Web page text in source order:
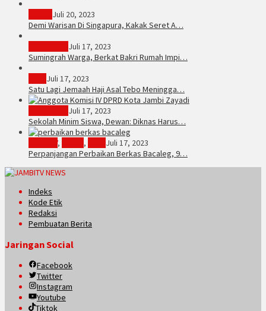
Juli 20, 2023
Demi Warisan Di Singapura, Kakak Seret A…
Juli 17, 2023
Sumingrah Warga, Berkat Bakri Rumah Impi…
Juli 17, 2023
Satu Lagi Jemaah Haji Asal Tebo Meningga…
Juli 17, 2023
Sekolah Minim Siswa, Dewan: Diknas Harus…
, ,
Juli 17, 2023
Perpanjangan Perbaikan Berkas Bacaleg, 9…
Indeks
Kode Etik
Redaksi
Pembuatan Berita
Jaringan Social
Facebook
Twitter
Instagram
Youtube
Tiktok